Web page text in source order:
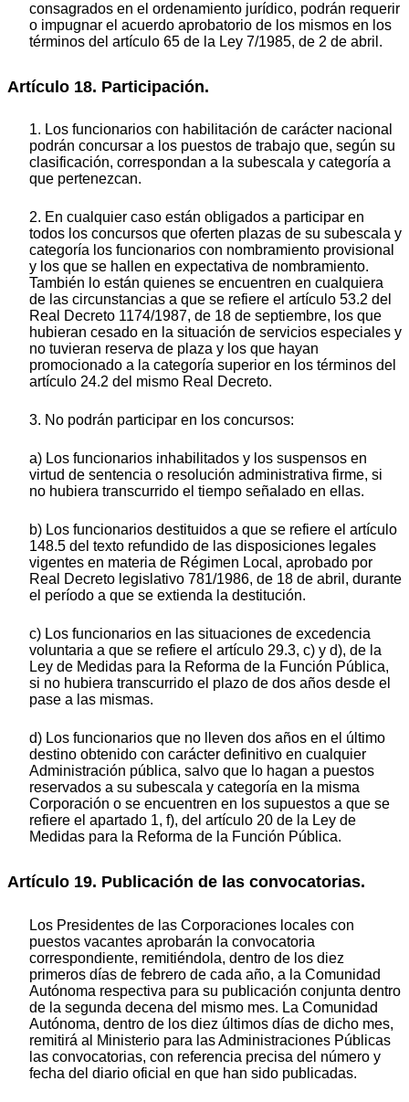
consagrados en el ordenamiento jurídico, podrán requerir
o impugnar el acuerdo aprobatorio de los mismos en los
términos del artículo 65 de la Ley 7/1985, de 2 de abril.
Artículo 18. Participación.
1. Los funcionarios con habilitación de carácter nacional
podrán concursar a los puestos de trabajo que, según su
clasificación, correspondan a la subescala y categoría a
que pertenezcan.
2. En cualquier caso están obligados a participar en
todos los concursos que oferten plazas de su subescala y
categoría los funcionarios con nombramiento provisional
y los que se hallen en expectativa de nombramiento.
También lo están quienes se encuentren en cualquiera
de las circunstancias a que se refiere el artículo 53.2 del
Real Decreto 1174/1987, de 18 de septiembre, los que
hubieran cesado en la situación de servicios especiales y
no tuvieran reserva de plaza y los que hayan
promocionado a la categoría superior en los términos del
artículo 24.2 del mismo Real Decreto.
3. No podrán participar en los concursos:
a) Los funcionarios inhabilitados y los suspensos en
virtud de sentencia o resolución administrativa firme, si
no hubiera transcurrido el tiempo señalado en ellas.
b) Los funcionarios destituidos a que se refiere el artículo
148.5 del texto refundido de las disposiciones legales
vigentes en materia de Régimen Local, aprobado por
Real Decreto legislativo 781/1986, de 18 de abril, durante
el período a que se extienda la destitución.
c) Los funcionarios en las situaciones de excedencia
voluntaria a que se refiere el artículo 29.3, c) y d), de la
Ley de Medidas para la Reforma de la Función Pública,
si no hubiera transcurrido el plazo de dos años desde el
pase a las mismas.
d) Los funcionarios que no lleven dos años en el último
destino obtenido con carácter definitivo en cualquier
Administración pública, salvo que lo hagan a puestos
reservados a su subescala y categoría en la misma
Corporación o se encuentren en los supuestos a que se
refiere el apartado 1, f), del artículo 20 de la Ley de
Medidas para la Reforma de la Función Pública.
Artículo 19. Publicación de las convocatorias.
Los Presidentes de las Corporaciones locales con
puestos vacantes aprobarán la convocatoria
correspondiente, remitiéndola, dentro de los diez
primeros días de febrero de cada año, a la Comunidad
Autónoma respectiva para su publicación conjunta dentro
de la segunda decena del mismo mes. La Comunidad
Autónoma, dentro de los diez últimos días de dicho mes,
remitirá al Ministerio para las Administraciones Públicas
las convocatorias, con referencia precisa del número y
fecha del diario oficial en que han sido publicadas.